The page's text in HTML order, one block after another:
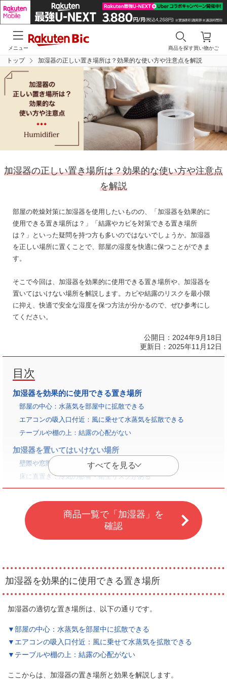
買い物かご
商品を探す
メニュー
トップ 加湿器の正しい置き場所は？効果的な使い方や注意点を解説
加湿器の正しい置き場所は？効果的な使い方や注意点
を解説
部屋の乾燥対策に加湿器を使用したいものの、
「加湿器を効果的に
使用できる置き場所は？」「結露やカビを対策できる置き場所
は？」 といった疑問を持つ方も多いのではないでしょうか。 加湿器
を正しい場所に置くことで、部屋の湿度を快適に保つことができま
す。
そこで今回は、加湿器を効果的に使用できる置き場所や、加湿器を
置いてはいけない場所を解説します。 カビや結露のリスクを最小限
に抑え、快適で安全な湿度を保つ方法が分かるので、ぜひ参考にし
てください。
公開日： 2024年9月18日
更新日： 2025年11月12日
目次
加湿器を効果的に使用できる置き場所
部屋の中心：水蒸気を部屋中に拡散できる
エアコンの吸入口付近：風に乗せて水蒸気を拡散できる
テーブルや棚の上：結露の心配がない
加湿器を置いてはいけない場所
壁際や窓際：カビ・結露の原因となる
床に直置き：冷気の影響・衛生リスクがある
出入り口付近や換気扇の下：加湿効果が逃げる
体に直接当たる位置：肌が乾燥する原因になる
エアコンの風が本体に直撃する位置：故障リスクがある
加湿器の近くに置いてはいけない物
就寝時は加湿器を止める
和室で使う時はこまめに湿度チェック
部屋を快適にできるおすすめ加湿器
超音波振動式3選：消費電力が少なくコンパクト
スチーム式3選：加湿力が高く清潔な蒸気が出る
商品一覧で「加湿器」を
確認
加湿器を効果的に使用できる置き場所
加湿器の適切な置き場所は、以下の通りです。
▼部屋の中心：水蒸気を部屋中に拡散できる
▼エアコンの吸入口付近：風に乗せて水蒸気を拡散できる
▼テーブルや棚の上：結露の心配がない
ここからは、加湿器の置き場所と効果を解説します。